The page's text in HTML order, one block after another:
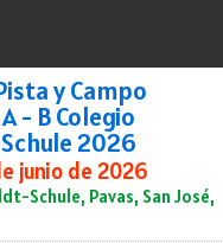
y Campo
- B Colegio
2026
junio de 2026
Schule, Pavas, San José,